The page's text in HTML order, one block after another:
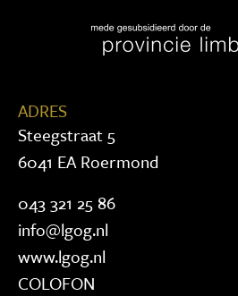
ADRES
Steegstraat 5
6041 EA Roermond
043 321 25 86
info@lgog.nl
www.lgog.nl
COLOFON